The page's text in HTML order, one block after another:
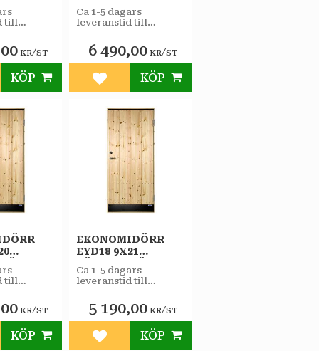
2-
till
KR/ST
i favoriter
KÖP
STAR
VARMFÖRRÅD 2-
Ca 1-5 dagars
leveranstid till
6 490,00KR/ST
Lägg till i favoriter
KÖP
till
KR/ST
i favoriter
KÖP
EKONOMIDÖRR
EYD18 9X21
STAR
VARMFÖRRÅD
Ca 1-5 dagars
leveranstid till
5 190,00KR/ST
Lägg till i favoriter
KÖP